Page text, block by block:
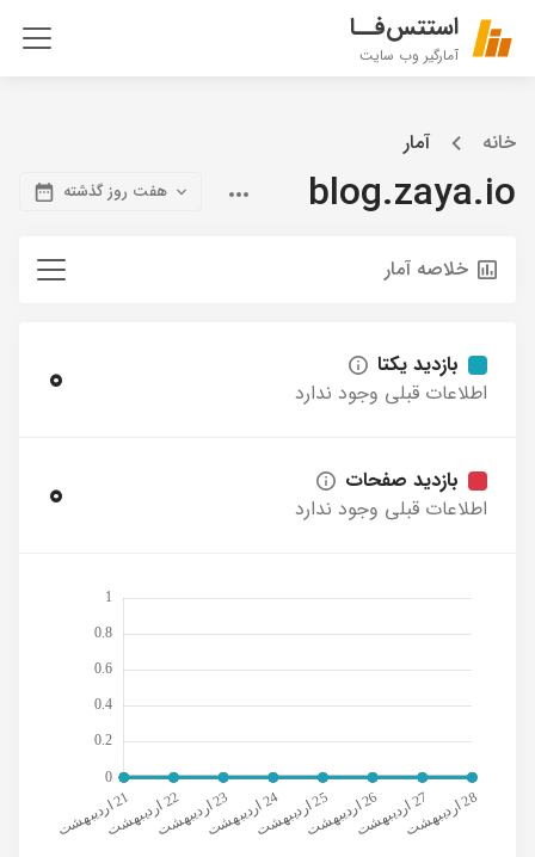
استتس‌فــا
آمارگیر وب سایت
خانه آمار
blog.zaya.io هفت روز گذشته
خلاصه آمار
بازدید یکتا
اطلاعات قبلی وجود ندارد
0
بازدید صفحات
اطلاعات قبلی وجود ندارد
0